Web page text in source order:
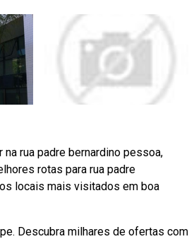
rua padre bernardino pessoa,
rotas para rua padre
locais mais visitados em boa
Descubra milhares de ofertas com